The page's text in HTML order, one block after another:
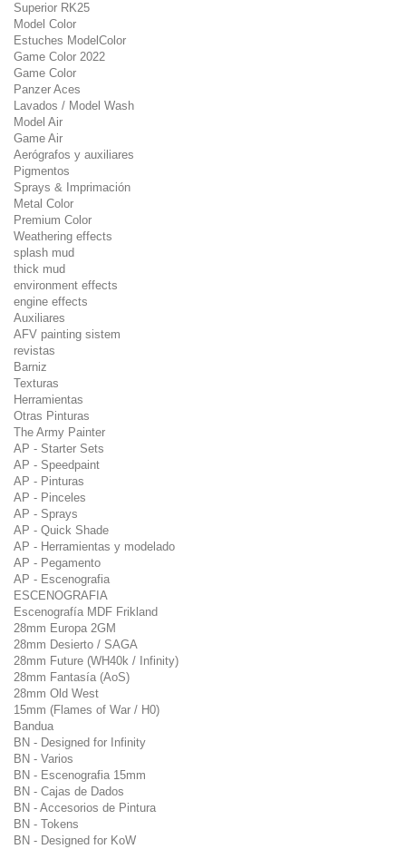
Superior RK25
Model Color
Estuches ModelColor
Game Color 2022
Game Color
Panzer Aces
Lavados / Model Wash
Model Air
Game Air
Aerógrafos y auxiliares
Pigmentos
Sprays & Imprimación
Metal Color
Premium Color
Weathering effects
splash mud
thick mud
environment effects
engine effects
Auxiliares
AFV painting sistem
revistas
Barniz
Texturas
Herramientas
Otras Pinturas
The Army Painter
AP - Starter Sets
AP - Speedpaint
AP - Pinturas
AP - Pinceles
AP - Sprays
AP - Quick Shade
AP - Herramientas y modelado
AP - Pegamento
AP - Escenografia
ESCENOGRAFIA
Escenografía MDF Frikland
28mm Europa 2GM
28mm Desierto / SAGA
28mm Future (WH40k / Infinity)
28mm Fantasía (AoS)
28mm Old West
15mm (Flames of War / H0)
Bandua
BN - Designed for Infinity
BN - Varios
BN - Escenografia 15mm
BN - Cajas de Dados
BN - Accesorios de Pintura
BN - Tokens
BN - Designed for KoW